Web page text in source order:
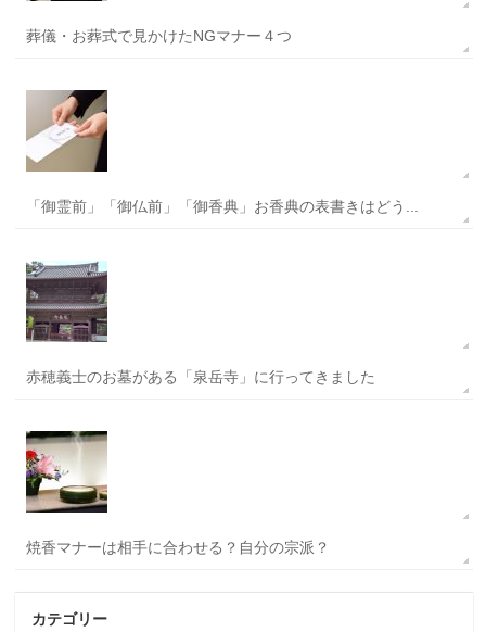
葬儀・お葬式で見かけたNGマナー４つ
「御霊前」「御仏前」「御香典」お香典の表書きはどう...
赤穂義士のお墓がある「泉岳寺」に行ってきました
焼香マナーは相手に合わせる？自分の宗派？
カテゴリー